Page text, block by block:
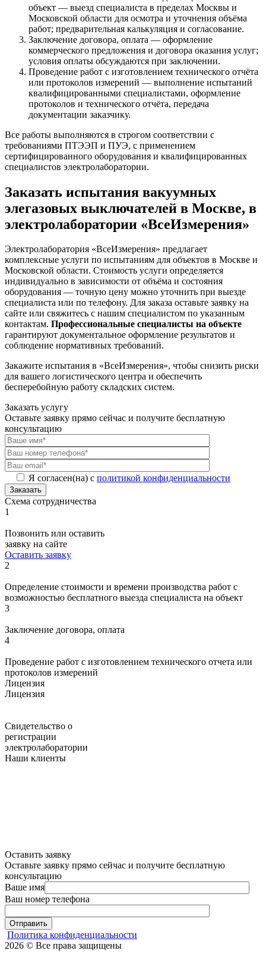
объект — выезд специалиста в пределах Москвы и
Московской области для осмотра и уточнения объёма
работ; предварительная калькуляция и согласование.
Заключение договора, оплата — оформление
коммерческого предложения и договора оказания услуг;
условия оплаты обсуждаются при заключении.
Проведение работ с изготовлением технического отчёта
или протоколов измерений — выполнение испытаний
квалифицированными специалистами, оформление
протоколов и технического отчёта, передача
документации заказчику.
Все работы выполняются в строгом соответствии с
требованиями ПТЭЭП и ПУЭ, с применением
сертифицированного оборудования и квалифицированных
специалистов электролаборатории.
Заказать испытания вакуумных
элегазовых выключателей в Москве, в
электролаборатории «ВсеИзмерения»
Электролаборатория «ВсеИзмерения» предлагает
комплексные услуги по испытаниям для объектов в Москве и
Московской области. Стоимость услуги определяется
индивидуально в зависимости от объёма и состояния
оборудования — точную цену можно уточнить при выезде
специалиста или по телефону. Для заказа оставьте заявку на
сайте или свяжитесь с нашим специалистом по указанным
контактам. Профессиональные специалисты на объекте
гарантируют документальное оформление результатов и
соблюдение нормативных требований.
Закажите испытания в «ВсеИзмерения», чтобы снизить риски
для вашего логистического центра и обеспечить
бесперебойную работу складских систем.
Заказать услугу
Оставьте заявку прямо сейчас и получите бесплатную
консультацию
Я согласен(на) с политикой конфиденциальности
Заказать
Схема сотрудничества
1
Позвонить или оставить
заявку на сайте
Оставить заявку
2
Определение стоимости и времени производства работ с
возможностью бесплатного выезда специалиста на объект
3
Заключение договора, оплата
4
Проведение работ с изготовлением технического отчета или
протоколов измерений
Лицензия
Лицензия
Свидетельство о
регистрации
электролаборатории
Наши клиенты
Оставить заявку
Оставьте заявку прямо сейчас и получите бесплатную
консультацию
Ваше имя
Ваш номер телефона
Отправить
Политика конфиденциальности
2026 © Все права защищены